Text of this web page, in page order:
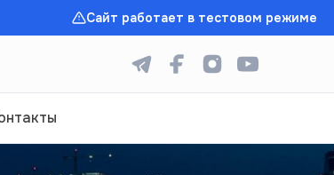
Сайт работает в тестовом режиме